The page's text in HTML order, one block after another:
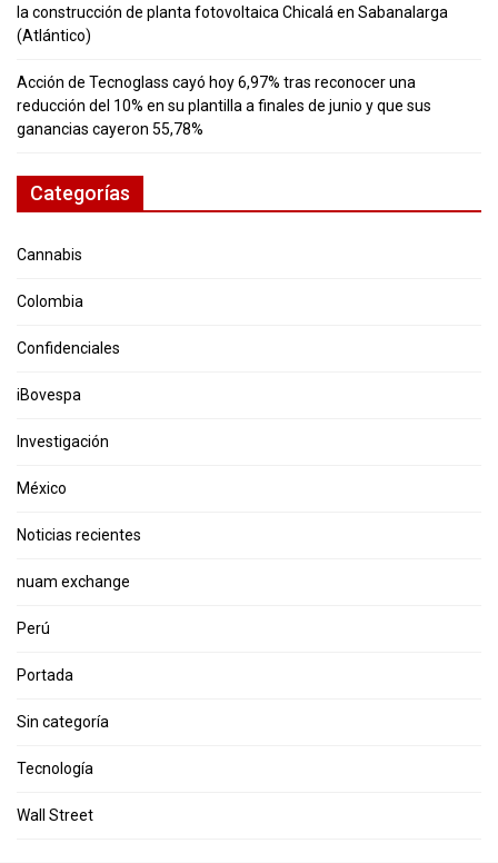
la construcción de planta fotovoltaica Chicalá en Sabanalarga
(Atlántico)
Acción de Tecnoglass cayó hoy 6,97% tras reconocer una
reducción del 10% en su plantilla a finales de junio y que sus
ganancias cayeron 55,78%
Categorías
Cannabis
Colombia
Confidenciales
iBovespa
Investigación
México
Noticias recientes
nuam exchange
Perú
Portada
Sin categoría
Tecnología
Wall Street